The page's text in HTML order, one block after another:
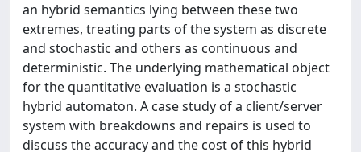
an hybrid semantics lying between these two
extremes, treating parts of the system as discrete
and stochastic and others as continuous and
deterministic. The underlying mathematical object
for the quantitative evaluation is a stochastic
hybrid automaton. A case study of a client/server
system with breakdowns and repairs is used to
discuss the accuracy and the cost of this hybrid